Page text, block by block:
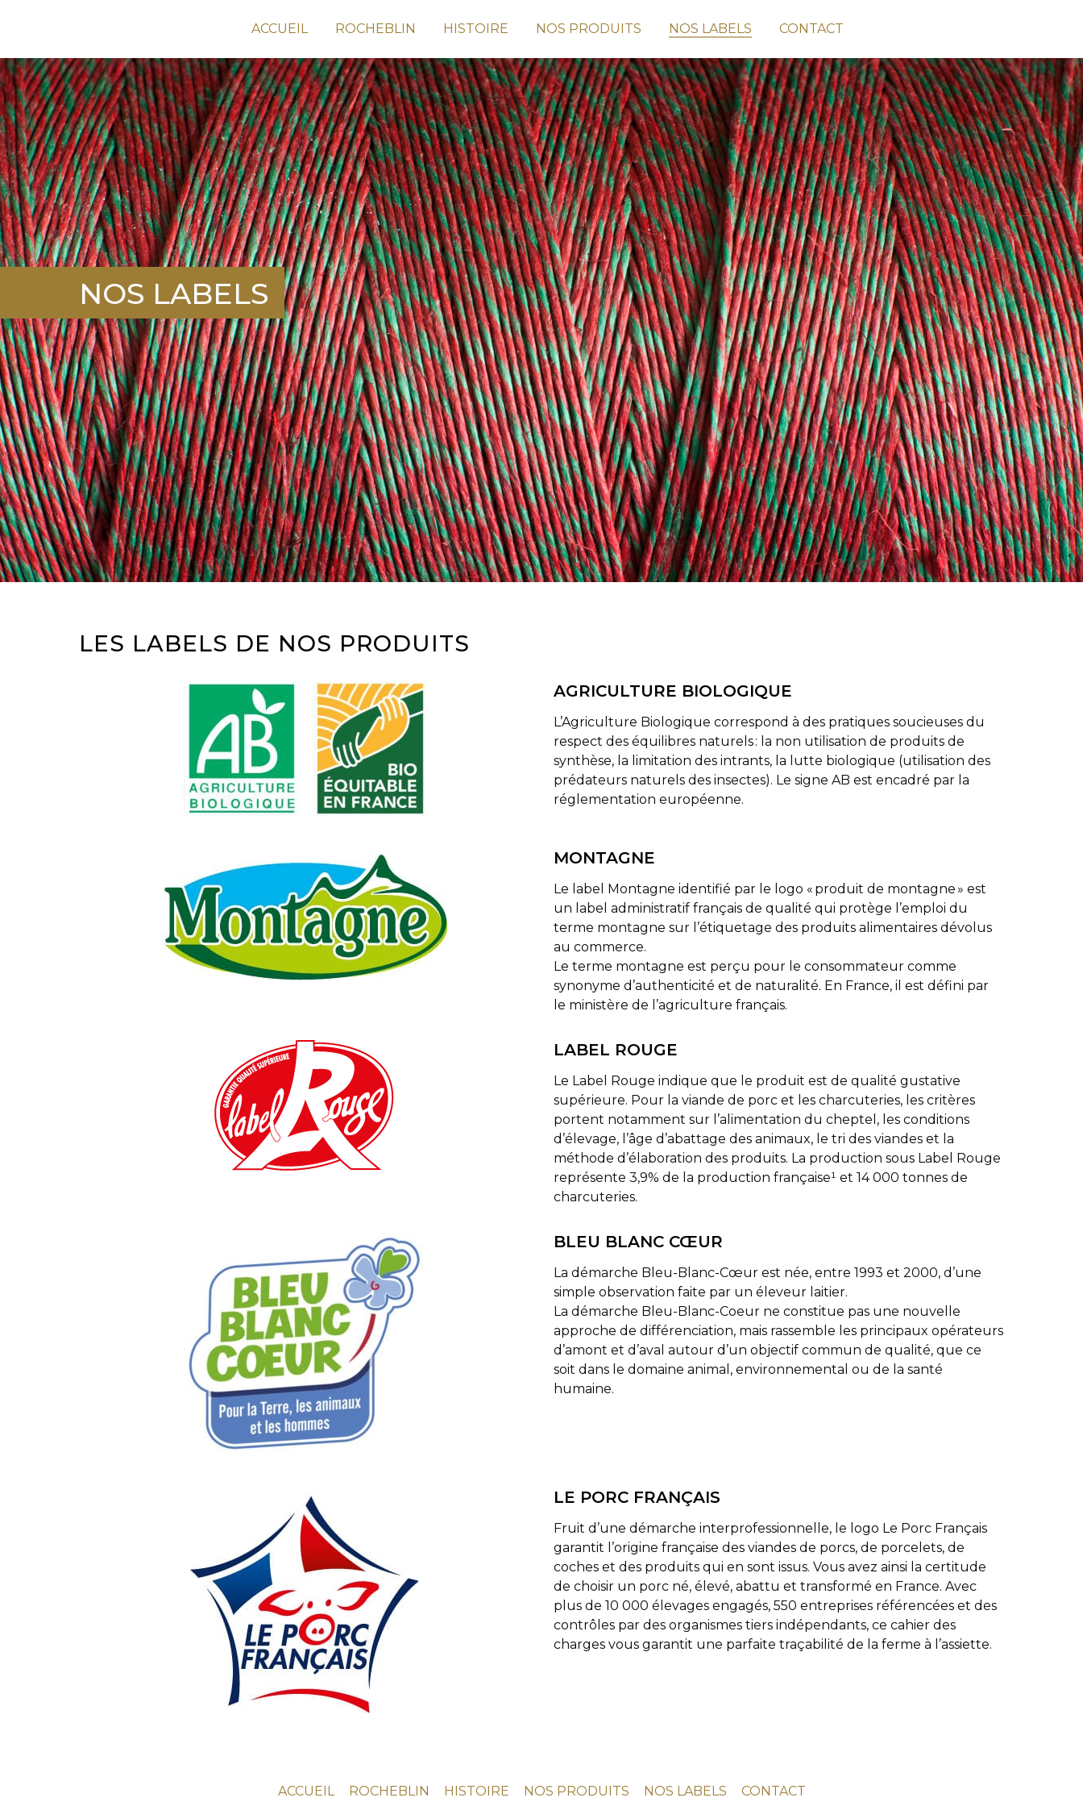
ACCUEIL ROCHEBLIN HISTOIRE NOS PRODUITS NOS LABELS CONTACT
NOS LABELS
LES LABELS DE NOS PRODUITS
AGRICULTURE BIOLOGIQUE
L’Agriculture Biologique correspond à des pratiques soucieuses du
respect des équilibres naturels : la non utilisation de produits de
synthèse, la limitation des intrants, la lutte biologique (utilisation des
prédateurs naturels des insectes). Le signe AB est encadré par la
réglementation européenne.
MONTAGNE
Le label Montagne identifié par le logo « produit de montagne » est
un label administratif français de qualité qui protège l’emploi du
terme montagne sur l’étiquetage des produits alimentaires dévolus
au commerce.
Le terme montagne est perçu pour le consommateur comme
synonyme d’authenticité et de naturalité. En France, il est défini par
le ministère de l’agriculture français.
LABEL ROUGE
Le Label Rouge indique que le produit est de qualité gustative
supérieure. Pour la viande de porc et les charcuteries, les critères
portent notamment sur l’alimentation du cheptel, les conditions
d’élevage, l’âge d’abattage des animaux, le tri des viandes et la
méthode d’élaboration des produits. La production sous Label Rouge
représente 3,9% de la production française¹ et 14 000 tonnes de
charcuteries.
BLEU BLANC CŒUR
La démarche Bleu-Blanc-Cœur est née, entre 1993 et 2000, d’une
simple observation faite par un éleveur laitier.
La démarche Bleu-Blanc-Coeur ne constitue pas une nouvelle
approche de différenciation, mais rassemble les principaux opérateurs
d’amont et d’aval autour d’un objectif commun de qualité, que ce
soit dans le domaine animal, environnemental ou de la santé
humaine.
LE PORC FRANÇAIS
Fruit d’une démarche interprofessionnelle, le logo Le Porc Français
garantit l’origine française des viandes de porcs, de porcelets, de
coches et des produits qui en sont issus. Vous avez ainsi la certitude
de choisir un porc né, élevé, abattu et transformé en France. Avec
plus de 10 000 élevages engagés, 550 entreprises référencées et des
contrôles par des organismes tiers indépendants, ce cahier des
charges vous garantit une parfaite traçabilité de la ferme à l’assiette.
ACCUEIL ROCHEBLIN HISTOIRE NOS PRODUITS NOS LABELS CONTACT